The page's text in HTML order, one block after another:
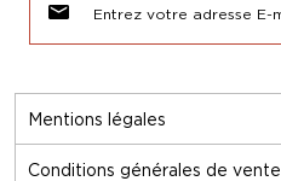
Mentions légales
Conditions générales de vente